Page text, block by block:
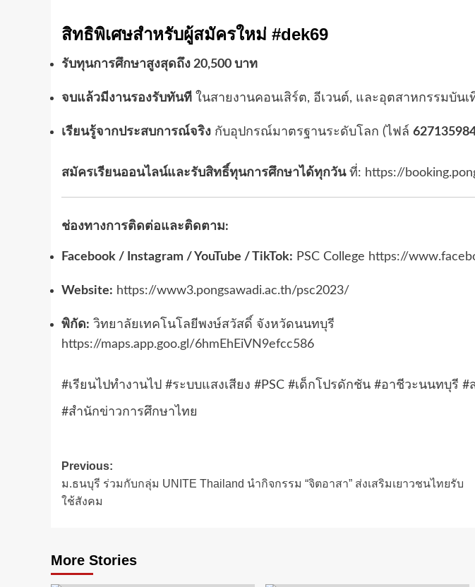
สิทธิพิเศษสำหรับผู้สมัครใหม่ #dek69
รับทุนการศึกษาสูงสุดถึง 20,500 บาท
จบแล้วมีงานรองรับทันที ในสายงานคอนเสิร์ต, อีเวนต์, และอุตสาหกรรมบันเ
เรียนรู้จากประสบการณ์จริง กับอุปกรณ์มาตรฐานระดับโลก (ไฟล์
สมัครเรียนออนไลน์และรับสิทธิ์ทุนการศึกษาได้ทุกวันที่: https://
ช่องทางการติดต่อและติดตาม:
Facebook / Instagram / YouTube / TikTok: PSC College https://
Website: https://www3.pongsawadi.ac.th/psc2023/
พิกัด: วิทยาลัยเทคโนโลยีพงษ์สวัสดิ์ จังหวัดนนทบุรี
https://maps.app.goo.gl/6hmEhEiVN9efcc586
#เรียนไปทำงานไป #ระบบแสงเสียง #PSC #เด็กโปรดักชัน #อาชีวะนนทบุรี #
#สำนักข่าวการศึกษาไทย
Post
navigation
Previous:
ม.ธนบุรี ร่วมกับกลุ่ม UNITE Thailand นำกิจกรรม “จิตอาสา” ส่งเสริมเยาวชนไทยรับ
ใช้สังคม
More Stories